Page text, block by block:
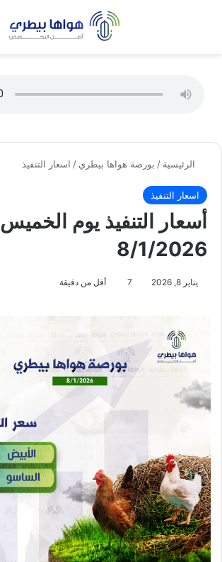
الرئيسية / بورصة هواها بيطري / اسعار التنفيذ
اسعار التنفيذ
أسعار التنفيذ يوم الخميس
8/1/2026
يناير 8, 2026 7 أقل من دقيقة